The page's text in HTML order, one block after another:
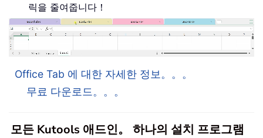
릭을 줄여줍니다！
Office Tab 에 대한 자세한 정보。。。
무료 다운로드。。。
모든 Kutools 애드인。 하나의 설치 프로그램